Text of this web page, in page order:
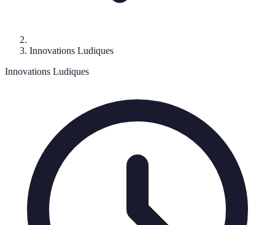
Innovations Ludiques
Innovations Ludiques